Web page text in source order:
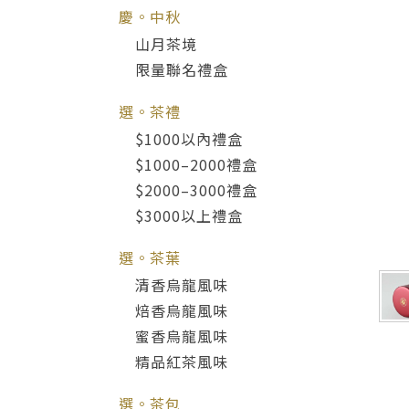
慶。中秋
山月茶境
限量聯名禮盒
選。茶禮
$1000以內禮盒
$1000–2000禮盒
$2000–3000禮盒
$3000以上禮盒
選。茶葉
清香烏龍風味
焙香烏龍風味
蜜香烏龍風味
精品紅茶風味
選。茶包